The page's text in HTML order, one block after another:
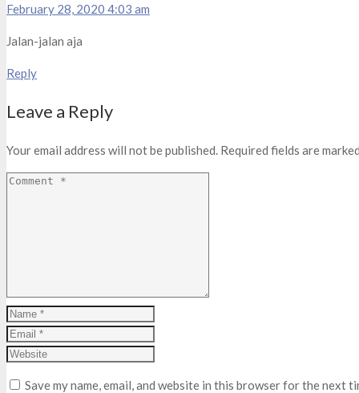
February 28, 2020 4:03 am
Jalan-jalan aja
Reply
Leave a Reply
Your email address will not be published. Required fields are
Save my name, email, and website in this browser for the next